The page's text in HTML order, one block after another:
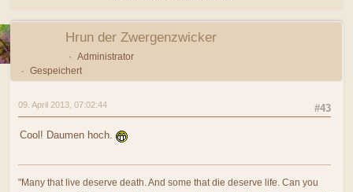
Hrun der Zwergenzwicker
Administrator
Gespeichert
#43
09. April 2013, 07:02:44
Cool! Daumen hoch.
"Many that live deserve death. And some that die deserve life. Can you